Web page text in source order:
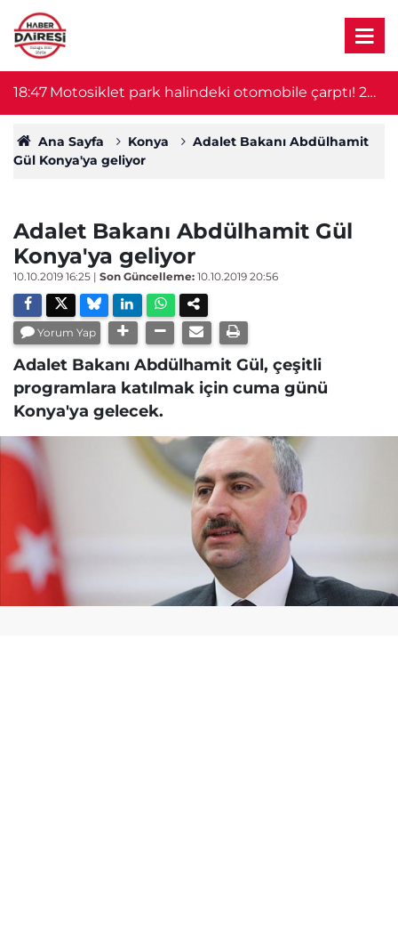
18:47 Motosiklet park halindeki otomobile çarptı! 2
kişi hayatını kaybetti
Ana Sayfa Konya
Adalet Bakanı Abdülhamit
Gül Konya'ya geliyor
Adalet Bakanı Abdülhamit Gül
Konya'ya geliyor
10.10.2019 16:25 | Son Güncelleme: 10.10.2019 20:56
Yorum Yap
Adalet Bakanı Abdülhamit Gül, çeşitli
programlara katılmak için cuma günü
Konya'ya gelecek.